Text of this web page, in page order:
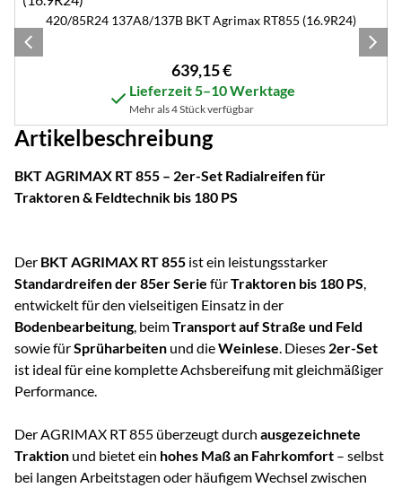
420/85R24 137A8/137B BKT Agrimax RT855 (16.9R24)
639,15€
Lieferzeit 5–10 Werktage
Mehr als 4 Stück verfügbar
Artikelbeschreibung
BKT AGRIMAX RT 855 – 2er-Set Radialreifen für
Traktoren & Feldtechnik bis 180 PS
Der BKT AGRIMAX RT 855 ist ein leistungsstarker
Standardreifen der 85er Serie fürTraktoren bis 180 PS
entwickelt für den vielseitigen Einsatz in der
Bodenbearbeitung, beimTransport auf Straße und Feld
sowie fürSprüharbeiten und dieWeinlese . Dieses 2er-Set
ist ideal für eine komplette Achsbereifung mit gleichmäßiger
Performance.
Der AGRIMAX RT 855 überzeugt durch ausgezeichnete
Traktion und bietet ein hohes Maß an Fahrkomfort – selbst
bei langen Arbeitstagen oder häufigem Wechsel zwischen